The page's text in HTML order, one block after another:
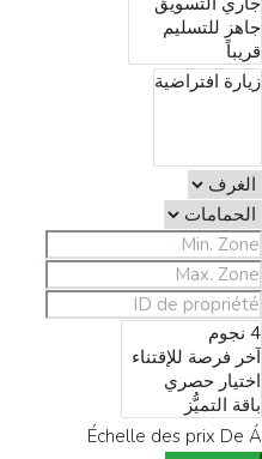
Échelle des prix De Á